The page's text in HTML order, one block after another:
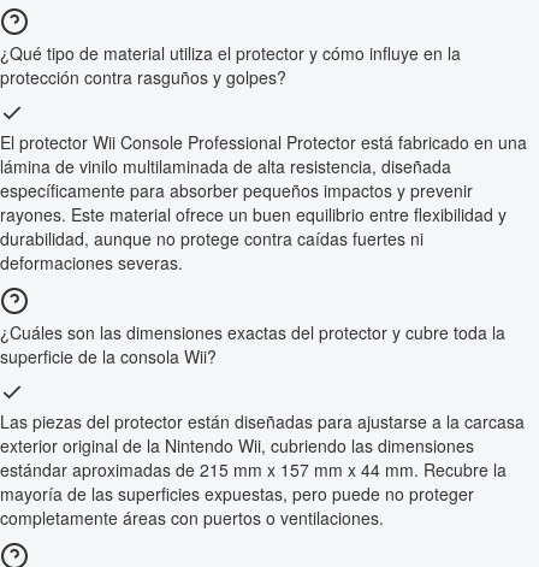
¿Qué tipo de material utiliza el protector y cómo influye en la
protección contra rasguños y golpes?
El protector Wii Console Professional Protector está fabricado en una
lámina de vinilo multilaminada de alta resistencia, diseñada
específicamente para absorber pequeños impactos y prevenir
rayones. Este material ofrece un buen equilibrio entre flexibilidad y
durabilidad, aunque no protege contra caídas fuertes ni
deformaciones severas.
¿Cuáles son las dimensiones exactas del protector y cubre toda la
superficie de la consola Wii?
Las piezas del protector están diseñadas para ajustarse a la carcasa
exterior original de la Nintendo Wii, cubriendo las dimensiones
estándar aproximadas de 215 mm x 157 mm x 44 mm. Recubre la
mayoría de las superficies expuestas, pero puede no proteger
completamente áreas con puertos o ventilaciones.